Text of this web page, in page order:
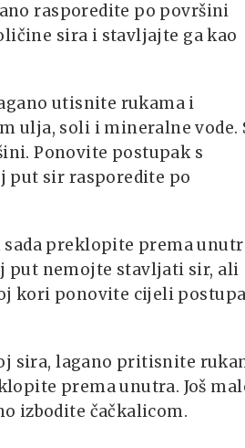
rasporedite po površini
sira i stavljajte ga kao
utisnite rukama i
ulja, soli i mineralne vode.
Ponovite postupak s
put sir rasporedite po
preklopite prema
put nemojte stavljati sir, ali
kori ponovite cijeli
sira, lagano pritisnite
prema unutra. Još
izbodite čačkalicom.